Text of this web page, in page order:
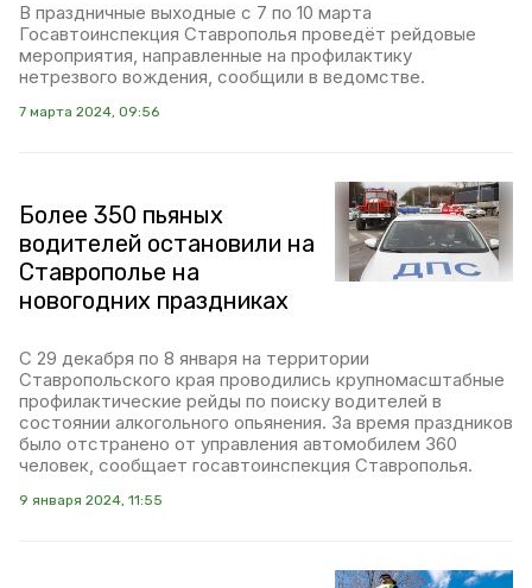
В праздничные выходные с 7 по 10 марта
Госавтоинспекция Ставрополья проведёт рейдовые
мероприятия, направленные на профилактику
нетрезвого вождения, сообщили в ведомстве.
7 марта 2024, 09:56
Более 350 пьяных
водителей остановили на
Ставрополье на
новогодних праздниках
С 29 декабря по 8 января на территории
Ставропольского края проводились крупномасштабные
профилактические рейды по поиску водителей в
состоянии алкогольного опьянения. За время праздников
было отстранено от управления автомобилем 360
человек, сообщает госавтоинспекция Ставрополья.
9 января 2024, 11:55